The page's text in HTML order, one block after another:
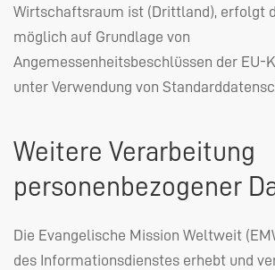
Wirtschaftsraum ist (Drittland), erfolgt
möglich auf Grundlage von
Angemessenheitsbeschlüssen der EU-
unter Verwendung von
Weitere Verarbeitung
personenbezogener
Die Evangelische Mission Weltweit (
des Informationsdienstes erhebt und